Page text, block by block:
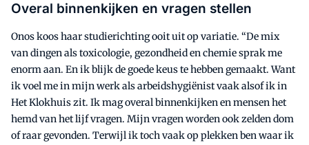
Overal binnenkijken en vragen stellen
Onos koos haar studierichting ooit uit op variatie. “De mix
van dingen als toxicologie, gezondheid en chemie sprak me
enorm aan. En ik blijk de goede keus te hebben gemaakt. Want
ik voel me in mijn werk als arbeidshygiënist vaak alsof ik in
Het Klokhuis zit. Ik mag overal binnenkijken en mensen het
hemd van het lijf vragen. Mijn vragen worden ook zelden dom
of raar gevonden. Terwijl ik toch vaak op plekken ben waar ik